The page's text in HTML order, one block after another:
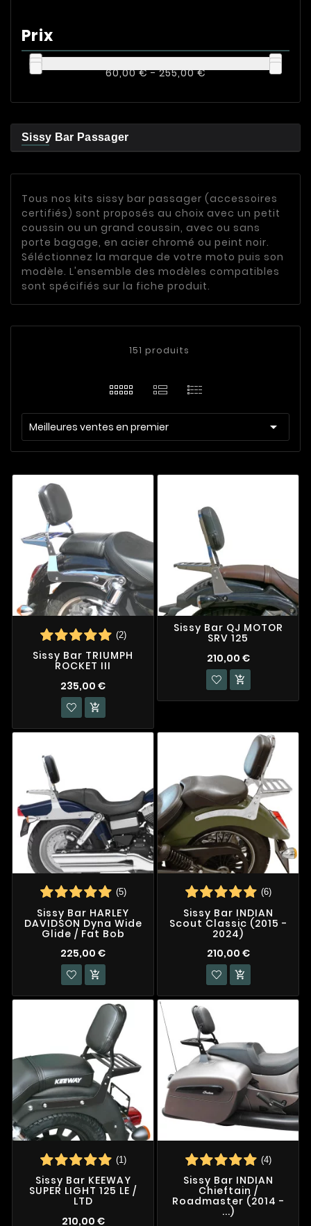
Prix
60,00 € - 255,00 €
Sissy Bar Passager
Tous nos kits sissy bar passager (accessoires
certifiés) sont proposés au choix avec un petit
coussin ou un grand coussin, avec ou sans
porte bagage, en acier chromé ou peint noir.
Séléctionnez la marque de votre moto puis son
modèle. L'ensemble des modèles compatibles
sont spécifiés sur la fiche produit.
151 produits
Meilleures ventes en premier 
(2)
Sissy Bar TRIUMPH
ROCKET III
235,00 €

Sissy Bar QJ MOTOR
SRV 125
210,00 €

(5)
Sissy Bar HARLEY
DAVIDSON Dyna Wide
Glide / Fat Bob
225,00 €

(6)
Sissy Bar INDIAN
Scout Classic (2015 -
2024)
210,00 €

(1)
Sissy Bar KEEWAY
SUPER LIGHT 125 LE /
LTD
210,00 €
(4)
Sissy Bar INDIAN
Chieftain /
Roadmaster (2014 -
...)